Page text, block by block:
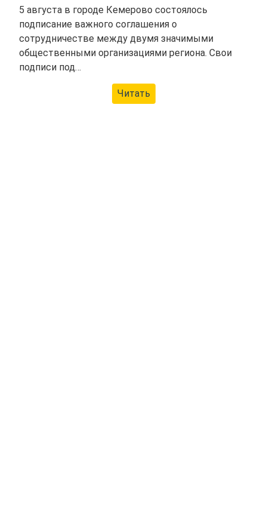
5 августа в городе Кемерово состоялось
подписание важного соглашения о
сотрудничестве между двумя значимыми
общественными организациями региона. Свои
подписи под…
Читать